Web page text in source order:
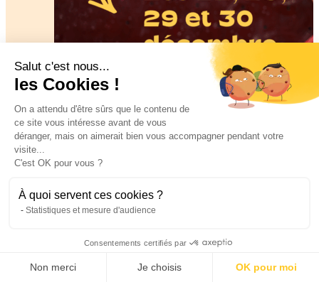
Salut c'est nous...
les Cookies !
On a attendu d'être sûrs que le contenu de
ce site vous intéresse avant de vous
déranger, mais on aimerait bien vous accompagner pendant votre
visite...
C'est OK pour vous ?
À quoi servent ces cookies ?
Statistiques et mesure d'audience
Consentements certifiés par
Non merci Je choisis OK pour moi